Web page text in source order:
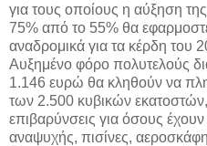
για τους οποίους η αύξηση
75% από το 55% θα
αναδρομικά για τα κέρδη του
Αυξημένο φόρο πολυτελούς
1.146 ευρώ θα κληθούν να
των 2.500 κυβικών
επιβαρύνσεις για όσους
αναψυχής, πισίνες,